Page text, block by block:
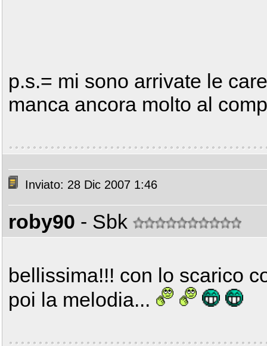
p.s.= mi sono arrivate le
manca ancora molto al
Inviato: 28 Dic 2007 1:46
roby90 - Sbk
bellissima!!! con lo scarico
poi la melodia...